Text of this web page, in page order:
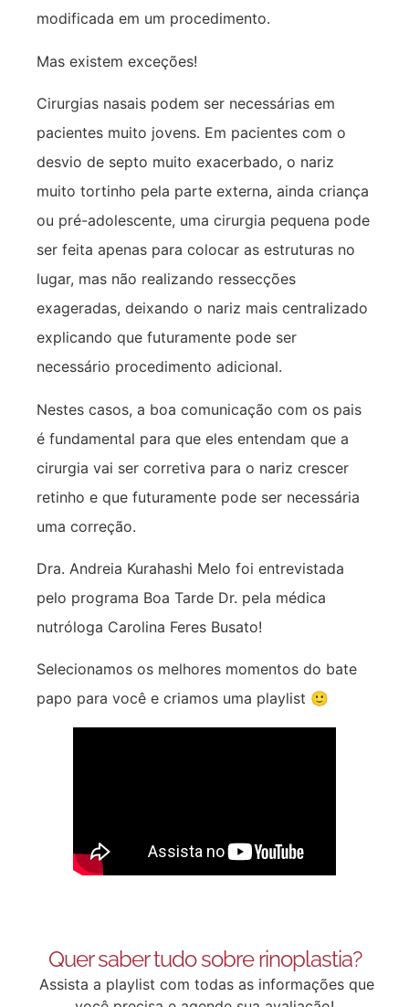
modificada em um procedimento.
Mas existem exceções!
Cirurgias nasais podem ser necessárias em
pacientes muito jovens. Em pacientes com o
desvio de septo muito exacerbado, o nariz
muito tortinho pela parte externa, ainda criança
ou pré-adolescente, uma cirurgia pequena pode
ser feita apenas para colocar as estruturas no
lugar, mas não realizando ressecções
exageradas, deixando o nariz mais centralizado
explicando que futuramente pode ser
necessário procedimento adicional.
Nestes casos, a boa comunicação com os pais
é fundamental para que eles entendam que a
cirurgia vai ser corretiva para o nariz crescer
retinho e que futuramente pode ser necessária
uma correção.
Dra. Andreia Kurahashi Melo foi entrevistada
pelo programa Boa Tarde Dr. pela médica
nutróloga Carolina Feres Busato!
Selecionamos os melhores momentos do bate
papo para você e criamos uma playlist 🙂
Quer saber tudo sobre rinoplastia?
Assista a playlist com todas as informações que